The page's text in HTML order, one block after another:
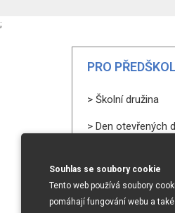
Souhlas se soubory cookie
Tento web používá soubory
pomáhají fungování webu a
;
PRO
> Školní družina
> Den otevřených
> Zájmové kroužky